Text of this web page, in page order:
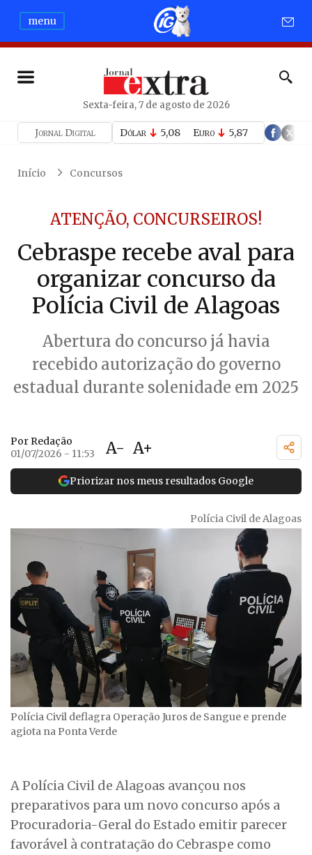
menu
Sexta-feira, 7 de agosto de 2026
Jornal Digital Dólar 5,08 Euro 5,87
Início Concursos
ATENÇÃO, CONCURSEIROS!
Cebraspe recebe aval para
organizar concurso da
Polícia Civil de Alagoas
Abertura do concurso já havia
recebido autorização do governo
estadual durante solenidade em 2025
Por Redação
01/07/2026 - 11:53
A- A+
Priorizar nos meus resultados Google
Polícia Civil de Alagoas
Polícia Civil deflagra Operação Juros de Sangue e prende
agiota na Ponta Verde
A Polícia Civil de Alagoas avançou nos
preparativos para um novo concurso após a
Procuradoria-Geral do Estado emitir parecer
favorável à contratação do Cebraspe como